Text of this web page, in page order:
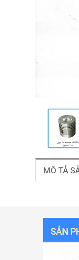
MÔ TẢ
SẢN